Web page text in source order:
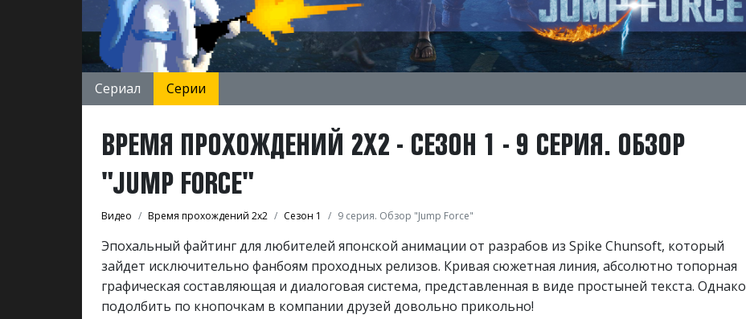
Сериал Серии
ВРЕМЯ ПРОХОЖДЕНИЙ 2Х2 - СЕЗОН 1 - 9 СЕРИЯ. ОБЗОР
"JUMP FORCE"
Видео Время прохождений 2х2 Сезон 1 9 серия. Обзор "Jump Force"
Эпохальный файтинг для любителей японской анимации от разрабов из Spike Chunsoft, который
зайдет исключительно фанбоям проходных релизов. Кривая сюжетная линия, абсолютно топорная
графическая составляющая и диалоговая система, представленная в виде простыней текста. Однако
подолбить по кнопочкам в компании друзей довольно прикольно!